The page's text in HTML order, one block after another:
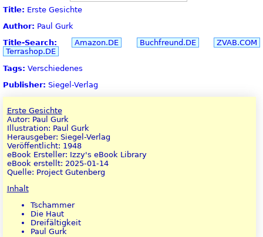
Title: Erste Gesichte
Author: Paul Gurk
Title-Search:
Amazon.DE Buchfreund.DE
ZVAB.COM
Terrashop.DE
Tags: Verschiedenes
Publisher: Siegel-Verlag
Erste Gesichte
Autor: Paul Gurk
Illustration: Paul Gurk
Herausgeber: Siegel-Verlag
Veröffentlicht: 1948
eBook Ersteller: Izzy's eBook Library
eBook erstellt: 2025-01-14
Quelle: Project Gutenberg
Inhalt
Tschammer
Die Haut
Dreifältigkeit
Paul Gurk